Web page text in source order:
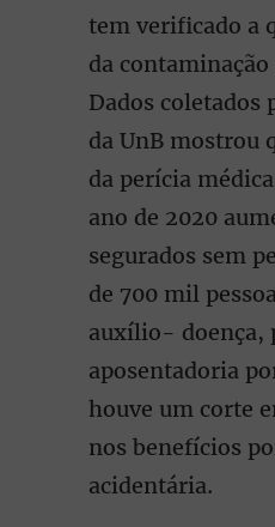
tem verificado a
da
Dados coletados
da UnB mostrou
da perícia
ano de 2020
segurados sem
de 700 mil
auxílio- doença,
aposentadoria
houve um corte
nos benefícios
acidentária.